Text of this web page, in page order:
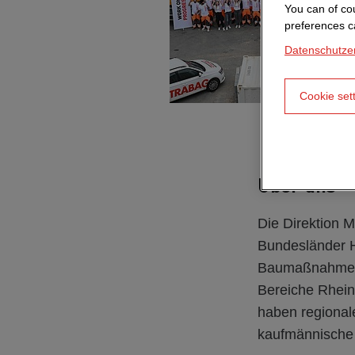
Über uns
Die Direktion
Bundesländer
Bereiche
haben
You can of
preferences
Cookie